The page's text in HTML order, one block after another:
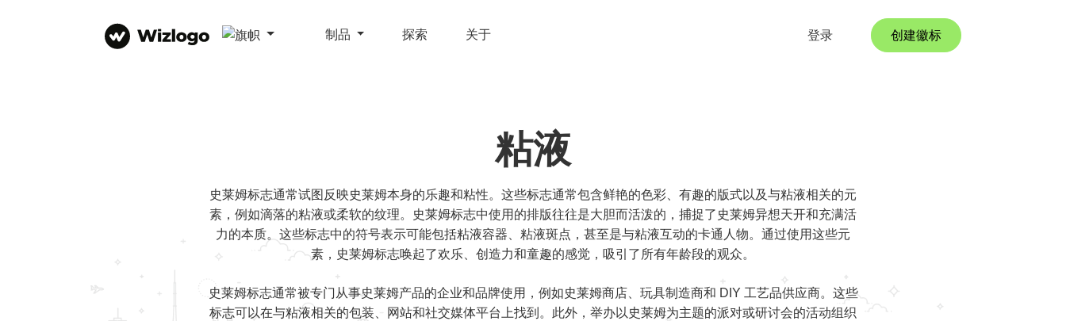
制品 探索 关于 登录 创建徽标
粘液
史莱姆标志通常试图反映史莱姆本身的乐趣和粘性。这些标志通常包含鲜艳的色彩、有趣的版式以及与粘液相关的元
素，例如滴落的粘液或柔软的纹理。史莱姆标志中使用的排版往往是大胆而活泼的，捕捉了史莱姆异想天开和充满活
力的本质。这些标志中的符号表示可能包括粘液容器、粘液斑点，甚至是与粘液互动的卡通人物。通过使用这些元
素，史莱姆标志唤起了欢乐、创造力和童趣的感觉，吸引了所有年龄段的观众。
史莱姆标志通常被专门从事史莱姆产品的企业和品牌使用，例如史莱姆商店、玩具制造商和 DIY 工艺品供应商。这些
标志可以在与粘液相关的包装、网站和社交媒体平台上找到。此外，举办以史莱姆为主题的派对或研讨会的活动组织